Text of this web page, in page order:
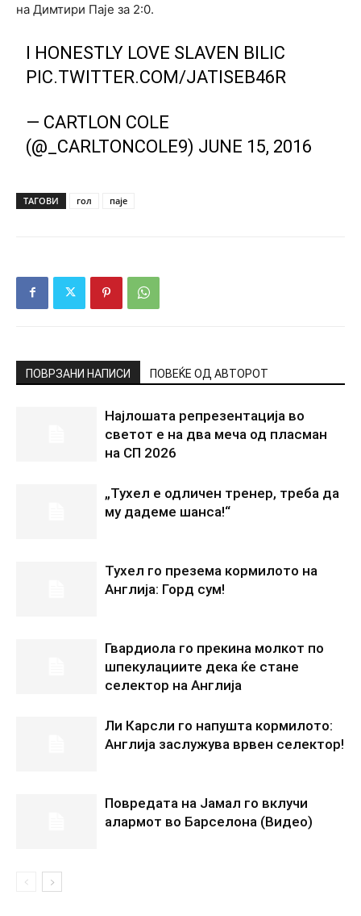
на Димтири Паје за 2:0.
I HONESTLY LOVE SLAVEN BILIC
PIC.TWITTER.COM/JATISEB46R
— CARTLON COLE
(@_CARLTONCOLE9) JUNE 15, 2016
ТАГОВИ гол паје
ПОВРЗАНИ НАПИСИ ПОВЕЌЕ ОД АВТОРОТ
Најлошата репрезентација во
светот е на два меча од пласман
на СП 2026
„Тухел е одличен тренер, треба да
му дадеме шанса!“
Тухел го презема кормилото на
Англија: Горд сум!
Гвардиола го прекина молкот по
шпекулациите дека ќе стане
селектор на Англија
Ли Карсли го напушта кормилото:
Англија заслужува врвен селектор!
Повредата на Јамал го вклучи
алармот во Барселона (Видео)